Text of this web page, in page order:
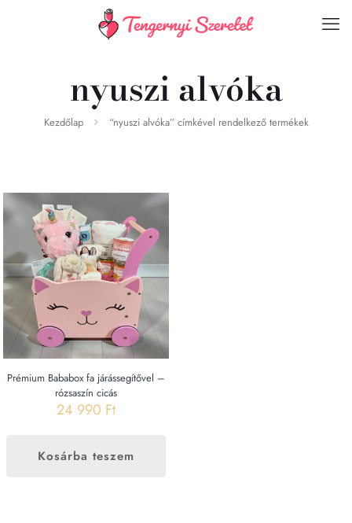
nyuszi alvóka
Kezdőlap “nyuszi alvóka” címkével rendelkező termékek
Prémium Bababox fa járássegítővel –
rózsaszín cicás
24 990 Ft
Kosárba teszem